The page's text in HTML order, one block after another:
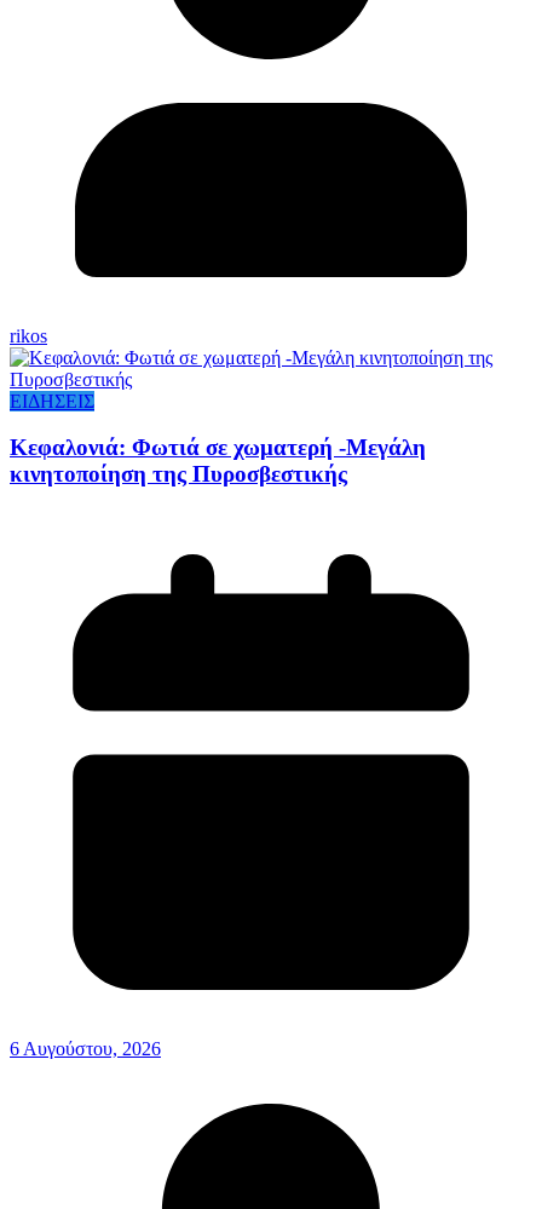
rikos
ΕΙΔΗΣΕΙΣ
Κεφαλονιά: Φωτιά σε χωματερή -Μεγάλη
κινητοποίηση της Πυροσβεστικής
6 Αυγούστου, 2026